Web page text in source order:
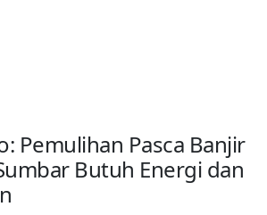
Pemulihan Pasca Banjir
Butuh Energi dan